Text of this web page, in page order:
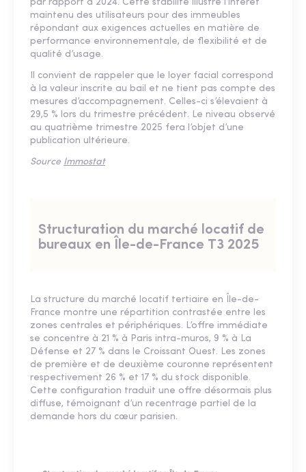
par rapport à 2024. Cette stabilité illustre l’intérêt
maintenu des utilisateurs pour des immeubles
répondant aux exigences actuelles en matière de
performance environnementale, de flexibilité et de
qualité d’usage.
Il convient de rappeler que le loyer facial correspond
à la valeur inscrite au bail et ne tient pas compte des
mesures d’accompagnement. Celles-ci s’élevaient à
29,5 % lors du trimestre précédent. Le niveau observé
au quatrième trimestre 2025 fera l’objet d’une
publication ultérieure.
Source Immostat
Structuration du marché locatif de
bureaux en Île-de-France T3 2025
La structure du marché locatif tertiaire en Île-de-
France montre une répartition contrastée entre les
zones centrales et périphériques. L’offre immédiate
se concentre à 21 % à Paris intra-muros, 9 % à La
Défense et 27 % dans le Croissant Ouest. Les zones
de première et de deuxième couronne représentent
respectivement 26 % et 17 % du stock disponible.
Cette configuration traduit une offre désormais plus
diffuse, témoignant d’un recentrage partiel de la
demande hors du cœur parisien.